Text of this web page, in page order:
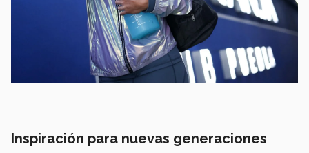
Inspiración para nuevas generaciones